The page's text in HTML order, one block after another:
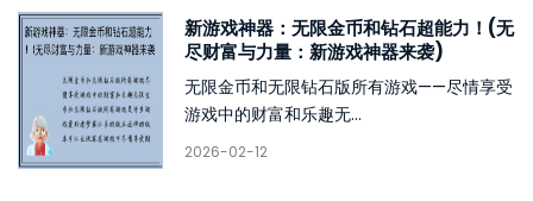
新游戏神器：无限金币和钻石超能力！(无
尽财富与力量：新游戏神器来袭)
无限金币和无限钻石版所有游戏——尽情享受
游戏中的财富和乐趣无...
2026-02-12